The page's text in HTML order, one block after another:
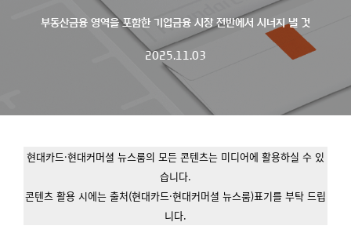
부동산금융 영역을 포함한 기업금융 시장 전반에서 시너지 낼 것
2025.11.03
현대카드·현대커머셜 뉴스룸의 모든 콘텐츠는 미디어에 활용하실 수 있
습니다.
콘텐츠 활용 시에는 출처(현대카드·현대커머셜 뉴스룸)표기를 부탁 드립
니다.
테크 그 이상의 답을 찾다!